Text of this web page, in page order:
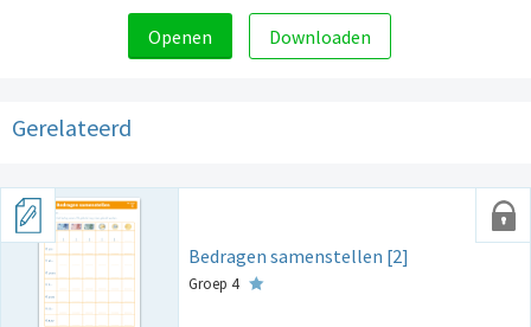
Openen Downloaden
Gerelateerd
Bedragen samenstellen [2]
Groep 4